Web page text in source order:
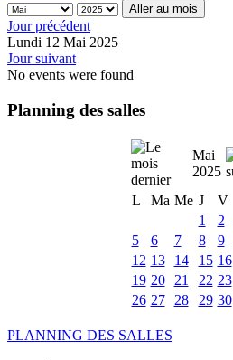
Aller au mois
Jour précédent
Lundi 12 Mai 2025
Jour suivant
No events were found
Planning des salles
Mai
2025
L
Ma Me J V
1
2
5
6 7 8 9
12 13 14 15 16
19 20 21 22 23
26 27 28 29 30
PLANNING DES SALLES